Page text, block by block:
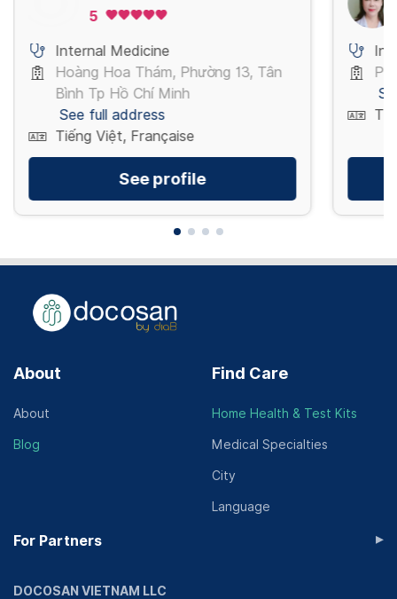
5
Internal Medicine
Hoàng Hoa Thám, Phường 13, Tân
Bình Tp Hồ Chí Minh
See full address
Tiếng Việt, Française
See profile
About
About
Blog
Find Care
Home Health & Test Kits
Medical Specialties
City
Language
For Partners ▸
DOCOSAN VIETNAM LLC